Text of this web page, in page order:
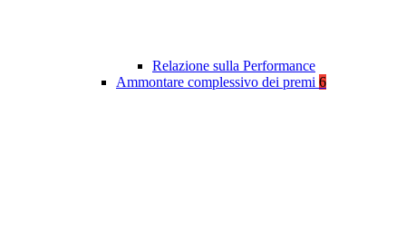
Relazione sulla Performance
Ammontare complessivo dei premi 6